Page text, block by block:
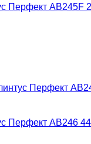
Перфект AB245F
Перфект AB246